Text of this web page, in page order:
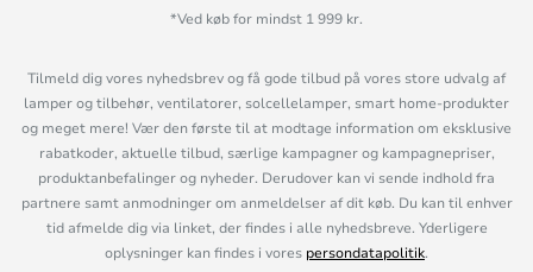
*Ved køb for mindst 1 999 kr.
Tilmeld dig vores nyhedsbrev og få gode tilbud på vores store udvalg af
lamper og tilbehør, ventilatorer, solcellelamper, smart home-produkter
og meget mere! Vær den første til at modtage information om eksklusive
rabatkoder, aktuelle tilbud, særlige kampagner og kampagnepriser,
produktanbefalinger og nyheder. Derudover kan vi sende indhold fra
partnere samt anmodninger om anmeldelser af dit køb. Du kan til enhver
tid afmelde dig via linket, der findes i alle nyhedsbreve. Yderligere
oplysninger kan findes i vores persondatapolitik.